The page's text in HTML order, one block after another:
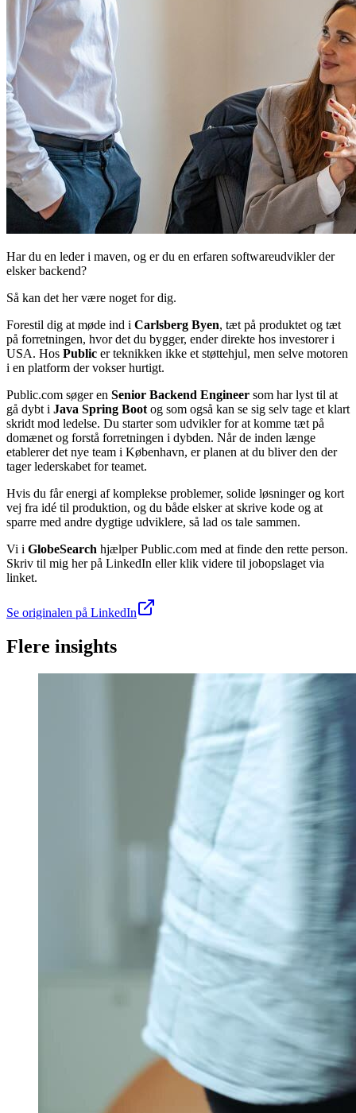
Har du en leder i maven, og er du en erfaren softwareudvikler der
elsker backend?
Så kan det her være noget for dig.
Forestil dig at møde ind i Carlsberg Byen, tæt på produktet og tæt
på forretningen, hvor det du bygger, ender direkte hos investorer i
USA. Hos Public er teknikken ikke et støttehjul, men selve motoren
i en platform der vokser hurtigt.
Public.com søger en Senior Backend Engineer som har lyst til at
gå dybt i Java Spring Boot og som også kan se sig selv tage et klart
skridt mod ledelse. Du starter som udvikler for at komme tæt på
domænet og forstå forretningen i dybden. Når de inden længe
etablerer det nye team i København, er planen at du bliver den der
tager lederskabet for teamet.
Hvis du får energi af komplekse problemer, solide løsninger og kort
vej fra idé til produktion, og du både elsker at skrive kode og at
sparre med andre dygtige udviklere, så lad os tale sammen.
Vi i GlobeSearch hjælper Public.com med at finde den rette person.
Skriv til mig her på LinkedIn eller klik videre til jobopslaget via
linket.
Se originalen på LinkedIn
Flere insights